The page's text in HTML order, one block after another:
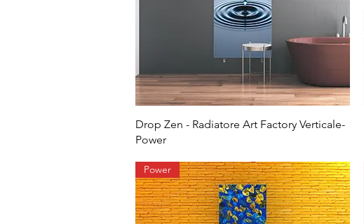
Drop Zen - Radiatore Art Factory Verticale-
Power
Power